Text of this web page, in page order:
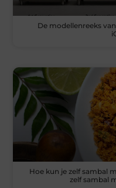
De modellenreeks
Hoe kun je zelf sambal
zelf sambal